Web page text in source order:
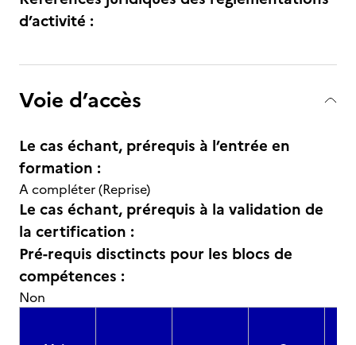
d’activité :
Voie d’accès
Le cas échant, prérequis à l’entrée en
formation :
A compléter (Reprise)
Le cas échant, prérequis à la validation de
la certification :
Pré-requis disctincts pour les blocs de
compétences :
Non